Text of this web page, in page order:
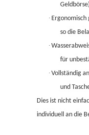
·
so die
·
für
· Vollständig
und
Dies ist nicht
individuell an die